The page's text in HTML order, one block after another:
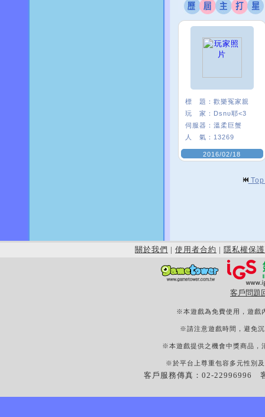
標 題： 歡樂冤家親
玩 家： Dsnυ耶<3
伺服器： 溫柔巨蟹
人 氣： 13269
2016/02/18
關於我們 | 使用者合約 | 隱私權保護
客戶問題
※本遊戲為免費使用，遊戲
※請注意遊戲時間，避免
※本遊戲提供之機會中獎商品，
※於平台上尊重包容多元性別
客戶服務傳真：02-22996996